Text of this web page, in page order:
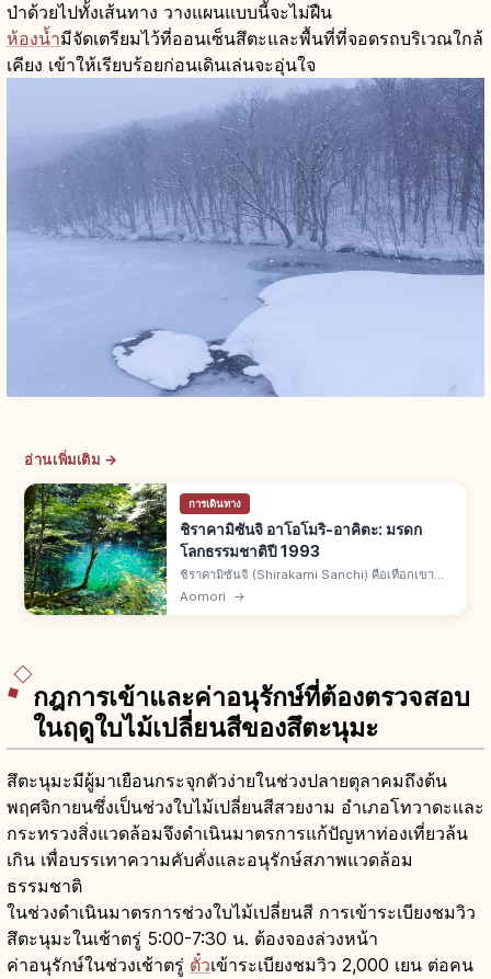
ป่าด้วยไปทั้งเส้นทาง วางแผนแบบนี้จะไม่ฝืน
ห้องน้ำมีจัดเตรียมไว้ที่ออนเซ็นสึตะและพื้นที่ที่จอดรถบริเวณใกล้
เคียง เข้าให้เรียบร้อยก่อนเดินเล่นจะอุ่นใจ
อ่านเพิ่มเติม →
การเดินทาง
ชิราคามิซันจิ อาโอโมริ-อาคิตะ: มรดก
โลกธรรมชาติปี 1993
ชิราคามิซันจิ (Shirakami Sanchi) คือเทือกเขา
คร่อม จ.อาโอโมริ-อาคิตะ มรดกโลกธรรมชาติยูเนส
Aomori →
กฎการเข้าและค่าอนุรักษ์ที่ต้องตรวจสอบ
ในฤดูใบไม้เปลี่ยนสีของสึตะนุมะ
สึตะนุมะมีผู้มาเยือนกระจุกตัวง่ายในช่วงปลายตุลาคมถึงต้น
พฤศจิกายนซึ่งเป็นช่วงใบไม้เปลี่ยนสีสวยงาม อำเภอโทวาดะและ
กระทรวงสิ่งแวดล้อมจึงดำเนินมาตรการแก้ปัญหาท่องเที่ยวล้น
เกิน เพื่อบรรเทาความคับคั่งและอนุรักษ์สภาพแวดล้อม
ธรรมชาติ
ในช่วงดำเนินมาตรการช่วงใบไม้เปลี่ยนสี การเข้าระเบียงชมวิว
สึตะนุมะในเช้าตรู่ 5:00-7:30 น. ต้องจองล่วงหน้า
ค่าอนุรักษ์ในช่วงเช้าตรู่ ตั๋วเข้าระเบียงชมวิว 2,000 เยน ต่อคน